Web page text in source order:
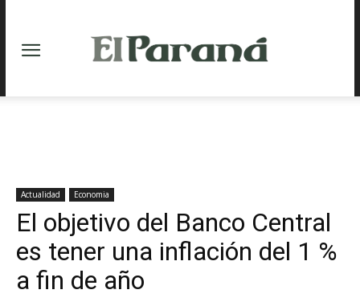
Actualidad Economia
El objetivo del Banco Central
es tener una inflación del 1 %
a fin de año